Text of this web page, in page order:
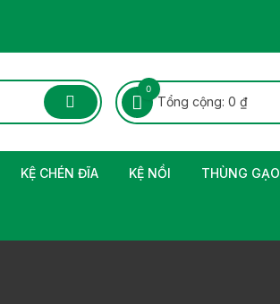
0
Tổng cộng: 0 ₫
KỆ CHÉN ĐĨA KỆ NỒI THÙNG GẠO